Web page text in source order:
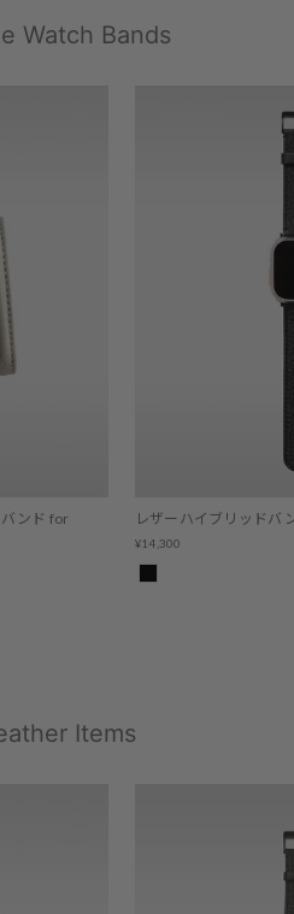
Watch Bands
ンド for
レザーハイブリッドバ
¥14,300
Items